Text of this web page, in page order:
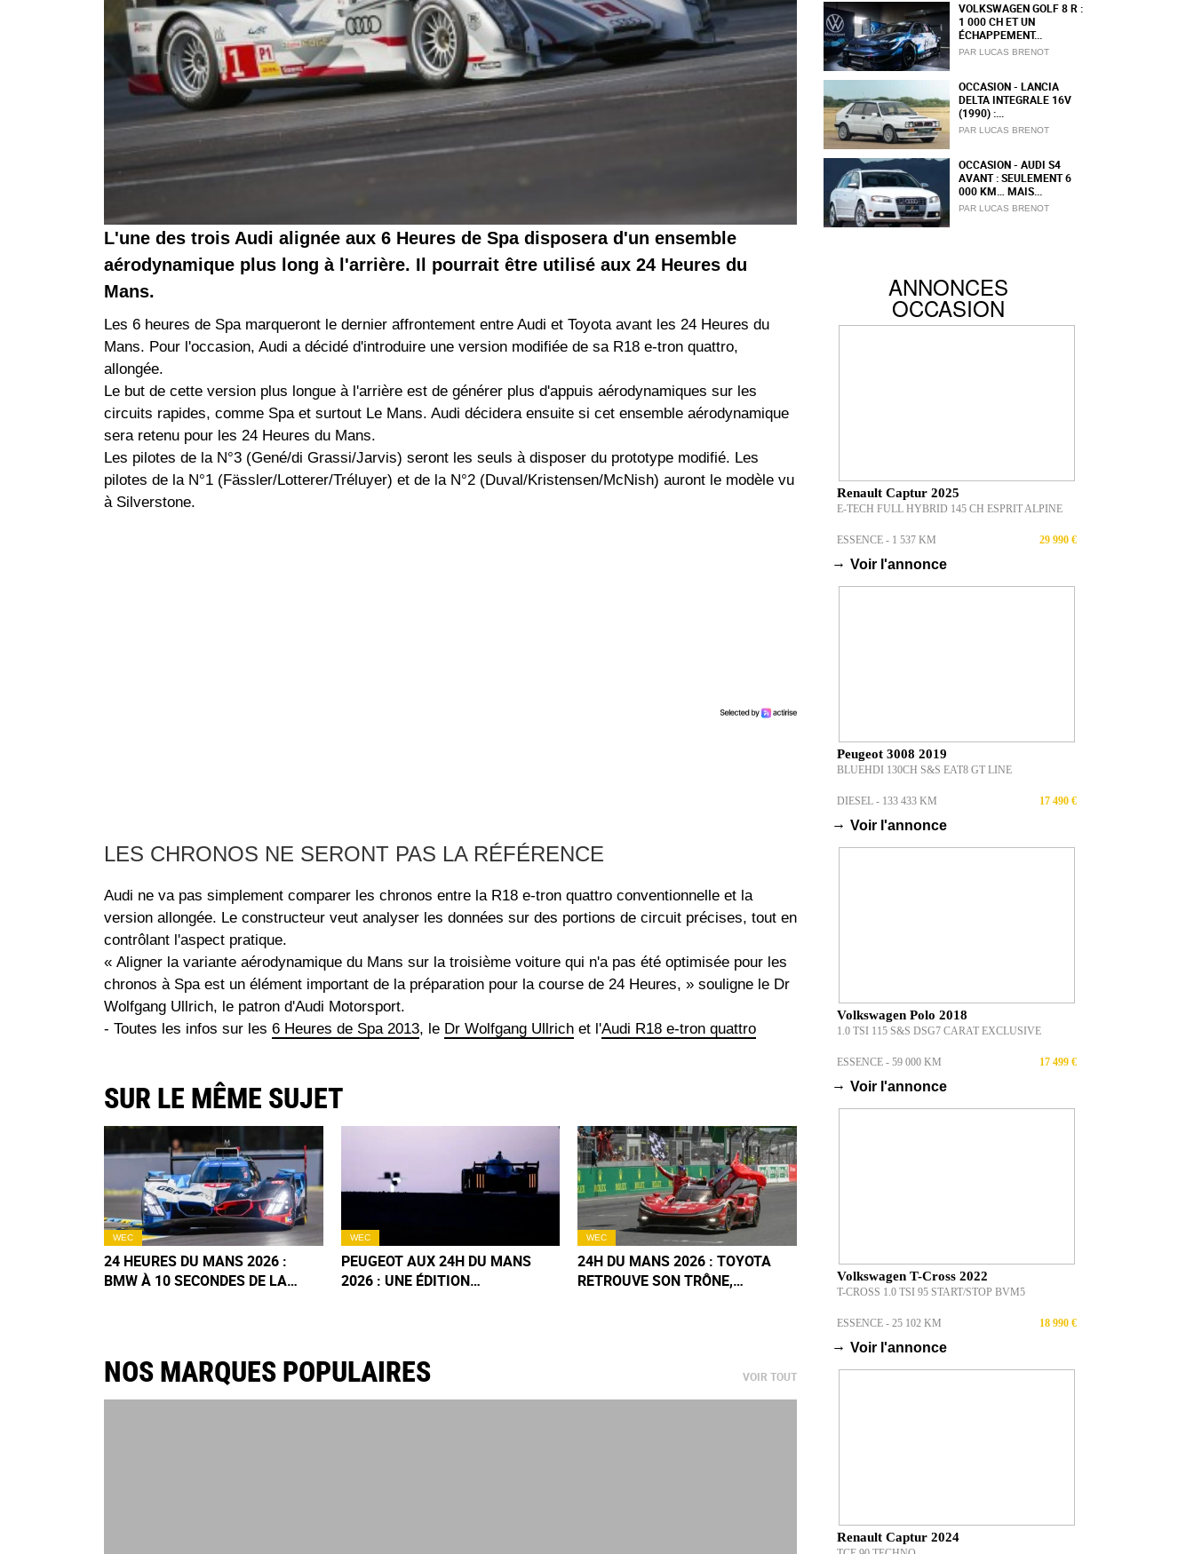
L'une des trois Audi alignée aux 6 Heures de Spa disposera d'un ensemble
aérodynamique plus long à l'arrière. Il pourrait être utilisé aux 24 Heures du
Mans.
Les 6 heures de Spa marqueront le dernier affrontement entre Audi et Toyota avant les 24 Heures du
Mans. Pour l'occasion, Audi a décidé d'introduire une version modifiée de sa R18 e-tron quattro,
allongée.
Le but de cette version plus longue à l'arrière est de générer plus d'appuis aérodynamiques sur les
circuits rapides, comme Spa et surtout Le Mans. Audi décidera ensuite si cet ensemble aérodynamique
sera retenu pour les 24 Heures du Mans.
Les pilotes de la N°3 (Gené/di Grassi/Jarvis) seront les seuls à disposer du prototype modifié. Les
pilotes de la N°1 (Fässler/Lotterer/Tréluyer) et de la N°2 (Duval/Kristensen/McNish) auront le modèle vu
à Silverstone.
LES CHRONOS NE SERONT PAS LA RÉFÉRENCE
Audi ne va pas simplement comparer les chronos entre la R18 e-tron quattro conventionnelle et la
version allongée. Le constructeur veut analyser les données sur des portions de circuit précises, tout en
contrôlant l'aspect pratique.
« Aligner la variante aérodynamique du Mans sur la troisième voiture qui n'a pas été optimisée pour les
chronos à Spa est un élément important de la préparation pour la course de 24 Heures, » souligne le Dr
Wolfgang Ullrich, le patron d'Audi Motorsport.
- Toutes les infos sur les 6 Heures de Spa 2013, le Dr Wolfgang Ullrich et l'Audi R18 e-tron quattro
SUR LE MÊME SUJET
WEC
24 HEURES DU MANS 2026 :
BMW À 10 SECONDES DE LA
WEC
PEUGEOT AUX 24H DU MANS
2026 : UNE ÉDITION
WEC
24H DU MANS 2026 : TOYOTA
RETROUVE SON TRÔNE,
NOS MARQUES POPULAIRES VOIR TOUT
VOLKSWAGEN GOLF 8 R :
1 000 CH ET UN
ÉCHAPPEMENT...
PAR LUCAS BRENOT
OCCASION - LANCIA
DELTA INTEGRALE 16V
(1990) :...
PAR LUCAS BRENOT
OCCASION - AUDI S4
AVANT : SEULEMENT 6
000 KM… MAIS...
PAR LUCAS BRENOT
ANNONCES
OCCASION
Renault Captur 2025
E-TECH FULL HYBRID 145 CH ESPRIT ALPINE
ESSENCE - 1 537 KM 29 990 €
→ Voir l'annonce
Peugeot 3008 2019
BLUEHDI 130CH S&S EAT8 GT LINE
DIESEL - 133 433 KM 17 490 €
→ Voir l'annonce
Volkswagen Polo 2018
1.0 TSI 115 S&S DSG7 CARAT EXCLUSIVE
ESSENCE - 59 000 KM 17 499 €
→ Voir l'annonce
Volkswagen T-Cross 2022
T-CROSS 1.0 TSI 95 START/STOP BVM5
ESSENCE - 25 102 KM 18 990 €
→ Voir l'annonce
Renault Captur 2024